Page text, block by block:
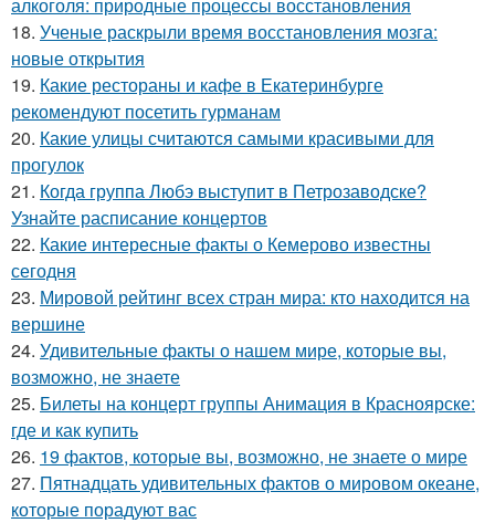
18. Ученые раскрыли время восстановления мозга:
новые открытия
19. Какие рестораны и кафе в Екатеринбурге
рекомендуют посетить гурманам
20. Какие улицы считаются самыми красивыми для
прогулок
21. Когда группа Любэ выступит в Петрозаводске?
Узнайте расписание концертов
22. Какие интересные факты о Кемерово известны
сегодня
23. Мировой рейтинг всех стран мира: кто находится на
вершине
24. Удивительные факты о нашем мире, которые вы,
возможно, не знаете
25. Билеты на концерт группы Анимация в Красноярске:
где и как купить
26. 19 фактов, которые вы, возможно, не знаете о мире
27. Пятнадцать удивительных фактов о мировом океане,
которые порадуют вас